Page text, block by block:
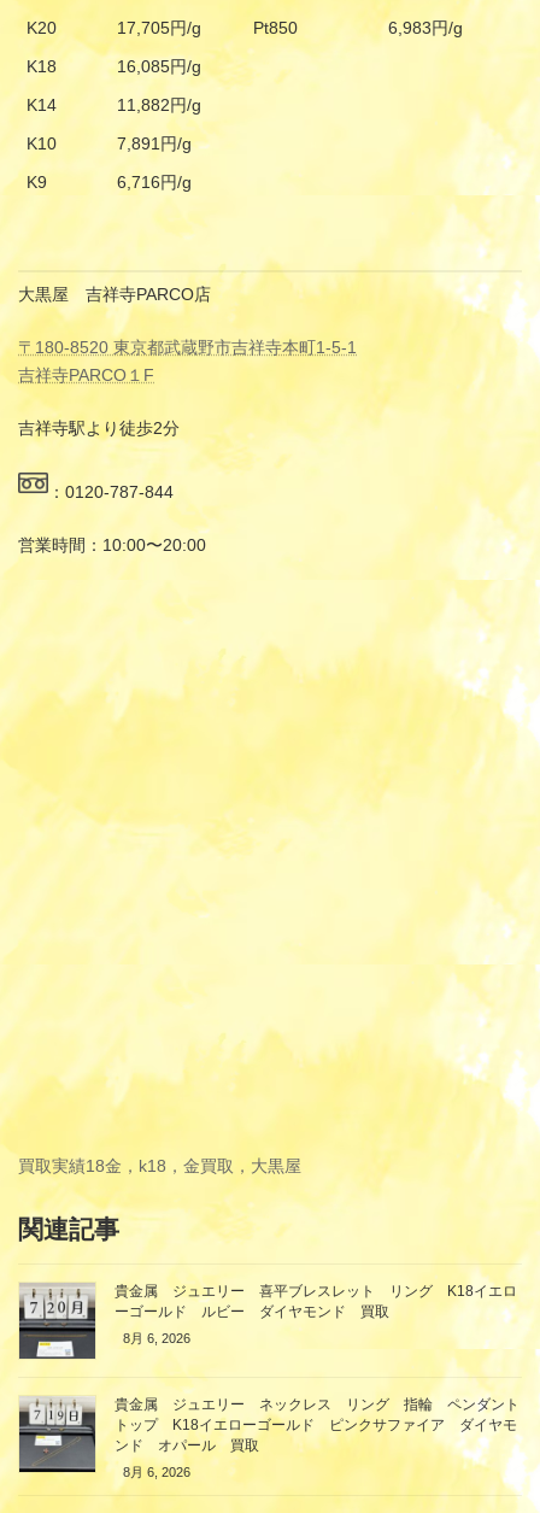
K20
17,705円/g Pt850
6,983円/g
K18
16,085円/g
K14
11,882円/g
K10
7,891円/g
K9
6,716円/g
大黒屋 吉祥寺PARCO店
〒180-8520 東京都武蔵野市吉祥寺本町1-5-1
吉祥寺PARCO１F
吉祥寺駅より徒歩2分
：0120-787-844
営業時間：10:00〜20:00
買取実績18金，k18，金買取，大黒屋
関連記事
貴金属 ジュエリー 喜平ブレスレット リング K18イエロ
ーゴールド ルビー ダイヤモンド 買取
8月 6, 2026
貴金属 ジュエリー ネックレス リング 指輪 ペンダント
トップ K18イエローゴールド ピンクサファイア ダイヤモ
ンド オパール 買取
8月 6, 2026